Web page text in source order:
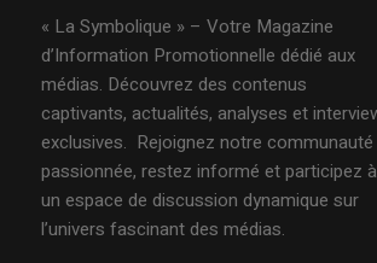
« La Symbolique » – Votre Magazine
d’Information Promotionnelle dédié aux
médias. Découvrez des contenus
captivants, actualités, analyses et
exclusives. Rejoignez notre communauté
passionnée, restez informé et participez à
un espace de discussion dynamique sur
l’univers fascinant des médias.